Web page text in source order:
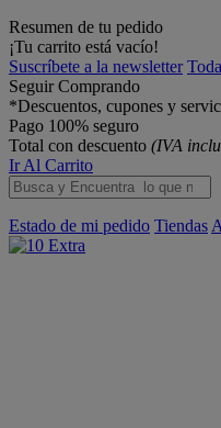
Resumen de tu pedido
¡Tu carrito está vacío!
Suscríbete a la newsletter
Seguir Comprando
*Descuentos, cupones y
Pago 100% seguro
Total con descuento (IVA
Ir Al Carrito
Estado de mi pedido Tiendas